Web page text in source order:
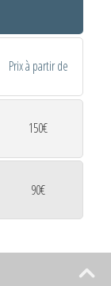
Prix à partir de
150€
90€